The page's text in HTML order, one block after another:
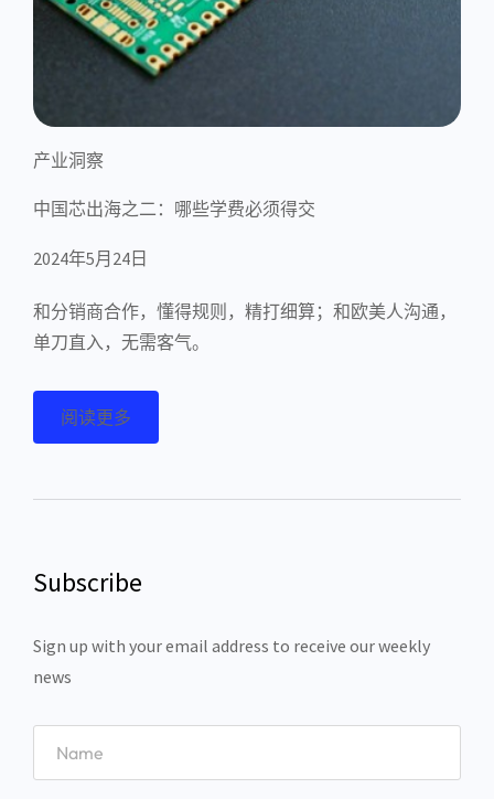
产业洞察
中国芯出海之二：哪些学费必须得交
2024年5月24日
和分销商合作，懂得规则，精打细算；和欧美人沟通，
单刀直入，无需客气。
阅读更多
Subscribe
Sign up with your email address to receive our weekly
news